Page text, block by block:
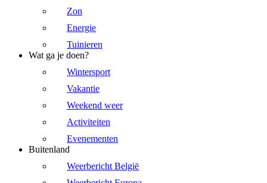
Zon
Energie
Tuinieren
Wat ga je doen?
Wintersport
Vakantie
Weekend weer
Activiteiten
Evenementen
Buitenland
Weerbericht België